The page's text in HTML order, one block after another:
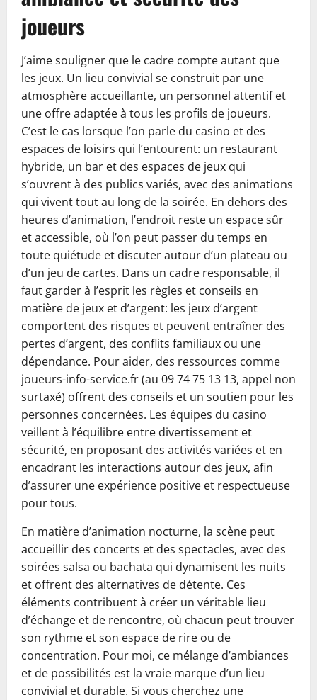
joueurs
J’aime souligner que le cadre compte autant que
les jeux. Un lieu convivial se construit par une
atmosphère accueillante, un personnel attentif et
une offre adaptée à tous les profils de joueurs.
C’est le cas lorsque l’on parle du casino et des
espaces de loisirs qui l’entourent: un restaurant
hybride, un bar et des espaces de jeux qui
s’ouvrent à des publics variés, avec des animations
qui vivent tout au long de la soirée. En dehors des
heures d’animation, l’endroit reste un espace sûr
et accessible, où l’on peut passer du temps en
toute quiétude et discuter autour d’un plateau ou
d’un jeu de cartes. Dans un cadre responsable, il
faut garder à l’esprit les règles et conseils en
matière de jeux et d’argent: les jeux d’argent
comportent des risques et peuvent entraîner des
pertes d’argent, des conflits familiaux ou une
dépendance. Pour aider, des ressources comme
joueurs-info-service.fr (au 09 74 75 13 13, appel non
surtaxé) offrent des conseils et un soutien pour les
personnes concernées. Les équipes du casino
veillent à l’équilibre entre divertissement et
sécurité, en proposant des activités variées et en
encadrant les interactions autour des jeux, afin
d’assurer une expérience positive et respectueuse
pour tous.
En matière d’animation nocturne, la scène peut
accueillir des concerts et des spectacles, avec des
soirées salsa ou bachata qui dynamisent les nuits
et offrent des alternatives de détente. Ces
éléments contribuent à créer un véritable lieu
d’échange et de rencontre, où chacun peut trouver
son rythme et son espace de rire ou de
concentration. Pour moi, ce mélange d’ambiances
et de possibilités est la vraie marque d’un lieu
convivial et durable. Si vous cherchez une